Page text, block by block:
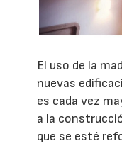
El uso de la
nuevas
es cada vez
a la
que se esté